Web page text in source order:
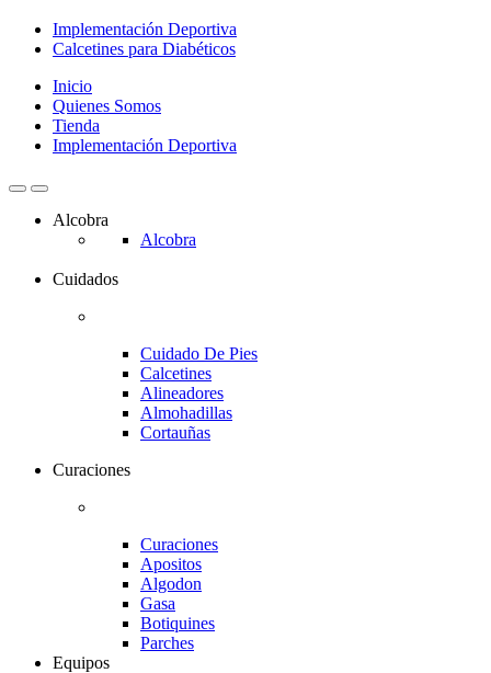
Implementación Deportiva
Calcetines para Diabéticos
Inicio
Quienes Somos
Tienda
Implementación Deportiva
Alcobra
Alcobra
Cuidados
Cuidado De Pies
Calcetines
Alineadores
Almohadillas
Cortauñas
Curaciones
Curaciones
Apositos
Algodon
Gasa
Botiquines
Parches
Equipos